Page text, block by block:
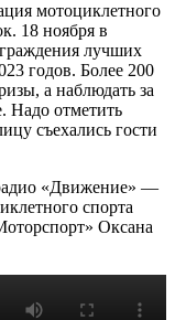
мотоциклетного
18 ноября в
лучших
годов. Более 200
а наблюдать за
Надо отметить
съехались гости
«Движение» —
спорта
Оксана